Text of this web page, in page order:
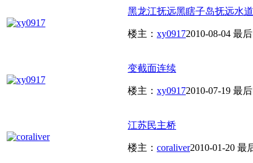
黑龙江抚远黑瞎子岛抚远水
楼主： xy09172010-08-04 最后
变截面连续
楼主： xy09172010-07-19 最后
江苏民主桥
楼主： coraliver2010-01-20 最